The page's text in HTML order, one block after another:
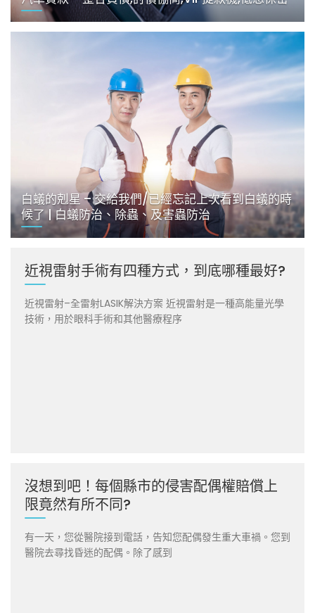
白蟻的剋星 – 交給我們/已經忘記上次看到白蟻的時
候了 | 白蟻防治、除蟲、及害蟲防治
近視雷射手術有四種方式，到底哪種最好?
近視雷射–全雷射LASIK解決方案 近視雷射是一種高能量光學
技術，用於眼科手術和其他醫療程序
沒想到吧！每個縣市的侵害配偶權賠償上
限竟然有所不同?
有一天，您從醫院接到電話，告知您配偶發生重大車禍。您到
醫院去尋找昏迷的配偶。除了感到